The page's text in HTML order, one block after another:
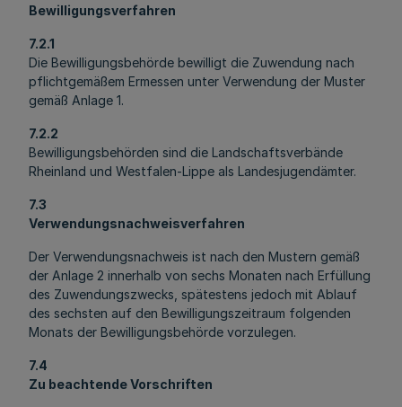
Bewilligungsverfahren
7.2.1
Die Bewilligungsbehörde bewilligt die Zuwendung nach
pflichtgemäßem Ermessen unter Verwendung der Muster
gemäß Anlage 1.
7.2.2
Bewilligungsbehörden sind die Landschaftsverbände
Rheinland und Westfalen-Lippe als Landesjugendämter.
7.3
Verwendungsnachweisverfahren
Der Verwendungsnachweis ist nach den Mustern gemäß
der Anlage 2 innerhalb von sechs Monaten nach Erfüllung
des Zuwendungszwecks, spätestens jedoch mit Ablauf
des sechsten auf den Bewilligungszeitraum folgenden
Monats der Bewilligungsbehörde vorzulegen.
7.4
Zu beachtende Vorschriften